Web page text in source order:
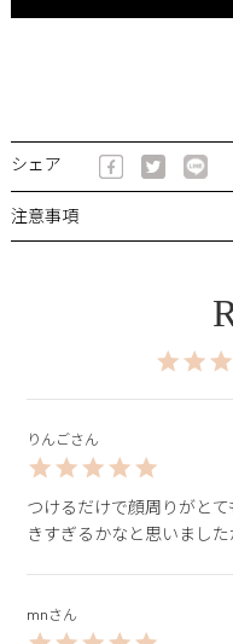
シェア
注意事項
りんご
つけるだけで顔周りがと
きすぎるかなと思いました
mn